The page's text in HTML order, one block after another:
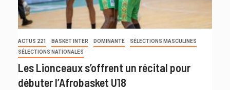
ACTUS 221 BASKET INTER DOMINANTE
SÉLECTIONS MASCULINES
SÉLECTIONS NATIONALES
Les Lionceaux s’offrent un récital pour
débuter l’Afrobasket U18